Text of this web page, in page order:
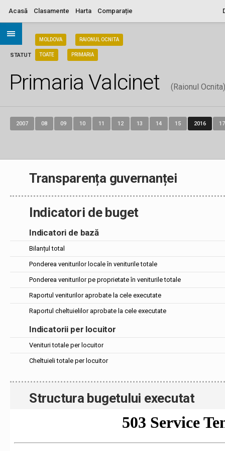
Acasă Clasamente Harta Comparație
STATUT
MOLDOVA RAIONUL OCNITA
TOATE PRIMARIA
Primaria Valcinet (Raionul
2007 08 09 10 11 12 13 14 15 2016 17
Transparența guvernanței
Indicatori de buget
Indicatori de bază
Bilanțul total
Ponderea veniturilor locale în veniturile totale
Ponderea veniturilor pe proprietate în veniturile totale
Raportul veniturilor aprobate la cele executate
Raportul cheltuielilor aprobate la cele executate
Indicatorii per locuitor
Venituri totale per locuitor
Cheltuieli totale per locuitor
Structura bugetului executat